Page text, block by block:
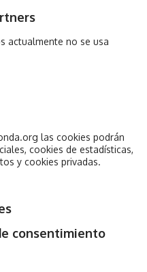
actualmente no se usa
las cookies podrán
cookies de estadísticas,
y cookies privadas.
consentimiento